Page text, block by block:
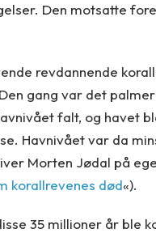
Den motsatte
revdannende
gang var det
falt, og havet
Havnivået var da
Morten Jødal på
korallrevenes død«).
35 millioner år ble